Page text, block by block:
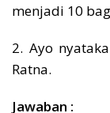
menjadi 10
2. Ayo
Ratna.
Jawaban :